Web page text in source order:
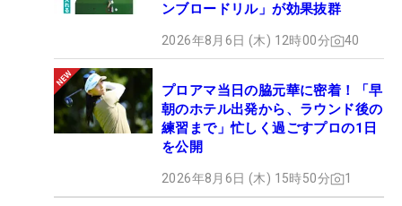
ンブロードリル」が効果抜群
2026年8月6日 (木) 12時00分 40
プロアマ当日の脇元華に密着！「早
朝のホテル出発から、ラウンド後の
練習まで」忙しく過ごすプロの1日
を公開
2026年8月6日 (木) 15時50分 1